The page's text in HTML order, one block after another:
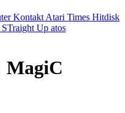
Kontakt Atari Times Hitdisk
STraight Up atos
MagiC